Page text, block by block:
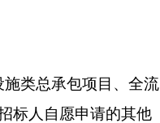
类总承包项目、全流
标人自愿申请的其他